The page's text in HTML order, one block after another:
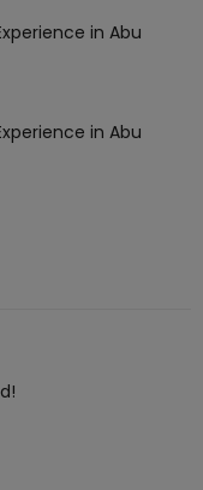
in Abu
in Abu